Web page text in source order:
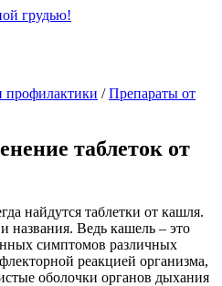
грудью!
профилактики / Препараты от
таблеток от
найдутся таблетки от кашля.
названия. Ведь кашель – это
симптомов различных
реакцией организма,
оболочки органов дыхания